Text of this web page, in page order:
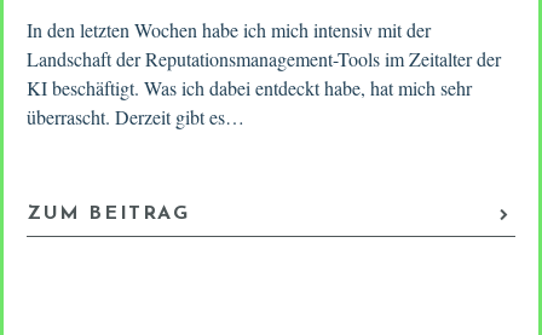
In den letzten Wochen habe ich mich intensiv mit der
Landschaft der Reputationsmanagement-Tools im Zeitalter der
KI beschäftigt. Was ich dabei entdeckt habe, hat mich sehr
überrascht. Derzeit gibt es…
ZUM BEITRAG